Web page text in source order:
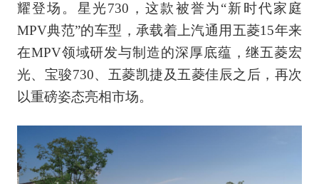
耀登场。星光730，这款被誉为“新时代家庭
MPV典范”的车型，承载着上汽通用五菱15年来
在MPV领域研发与制造的深厚底蕴，继五菱宏
光、宝骏730、五菱凯捷及五菱佳辰之后，再次
以重磅姿态亮相市场。